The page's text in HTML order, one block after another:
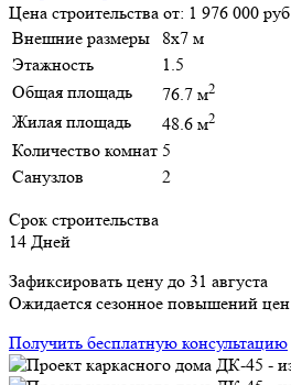
Цена строительства от: 1 976 000 руб
Внешние размеры
8х7 м
Этажность
1.5
Общая площадь
76.7 м2
Жилая площадь 48.6 м2
Количество комнат 5
Санузлов
2
Срок строительства
14 Дней
Зафиксировать цену до 31 августа
Ожидается сезонное повышений цен
Получить бесплатную консультацию